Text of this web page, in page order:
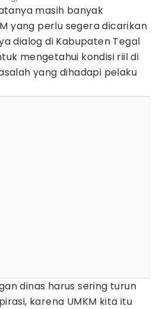
masih banyak
yang perlu segera dicarikan
dialog di Kabupaten Tegal
mengetahui kondisi riil di
yang dihadapi pelaku
dinas harus sering turun
karena UMKM kita itu